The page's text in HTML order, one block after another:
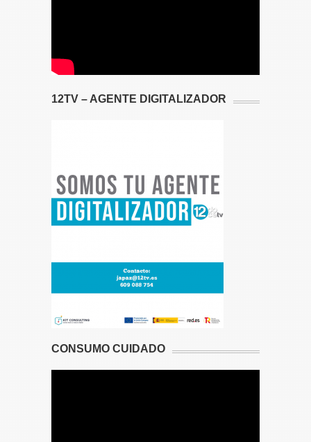
12TV – AGENTE DIGITALIZADOR
CONSUMO CUIDADO